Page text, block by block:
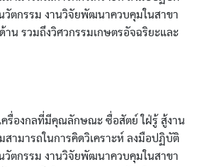
วัตกรรม งานวิจัยพัฒนาควบคุมในสาขา
าน รวมถึงวิศวกรรมเกษตรอัจฉริยะและ
รื่องกลที่มีคุณลักษณะ ซื่อสัตย์ ใฝ่รู้ สู้งาน
ามารถในการคิดวิเคราะห์ ลงมือปฏิบัติ
วัตกรรม งานวิจัยพัฒนาควบคุมในสาขา